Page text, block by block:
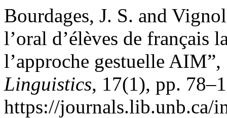
Bourdages, J. S. and
l’oral d’élèves de français
l’approche gestuelle AIM”,
Linguistics, 17(1), pp.
https://journals.lib.unb.ca/